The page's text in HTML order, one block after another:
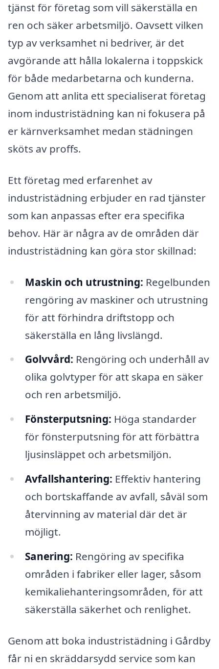
tjänst för företag som vill säkerställa en
ren och säker arbetsmiljö. Oavsett vilken
typ av verksamhet ni bedriver, är det
avgörande att hålla lokalerna i toppskick
för både medarbetarna och kunderna.
Genom att anlita ett specialiserat företag
inom industristädning kan ni fokusera på
er kärnverksamhet medan städningen
sköts av proffs.
Ett företag med erfarenhet av
industristädning erbjuder en rad tjänster
som kan anpassas efter era specifika
behov. Här är några av de områden där
industristädning kan göra stor skillnad:
Maskin och utrustning: Regelbunden
rengöring av maskiner och utrustning
för att förhindra driftstopp och
säkerställa en lång livslängd.
Golvvård: Rengöring och underhåll av
olika golvtyper för att skapa en säker
och ren arbetsmiljö.
Fönsterputsning: Höga standarder
för fönsterputsning för att förbättra
ljusinsläppet och arbetsmiljön.
Avfallshantering: Effektiv hantering
och bortskaffande av avfall, såväl som
återvinning av material där det är
möjligt.
Sanering: Rengöring av specifika
områden i fabriker eller lager, såsom
kemikaliehanteringsområden, för att
säkerställa säkerhet och renlighet.
Genom att boka industristädning i Gårdby
får ni en skräddarsydd service som kan